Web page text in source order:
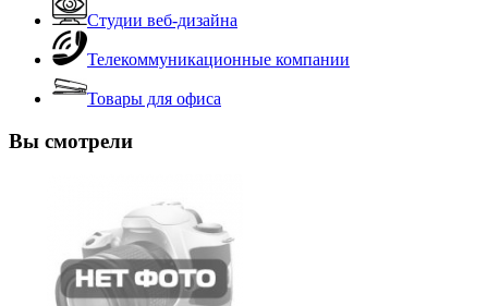
Студии веб-дизайна
Телекоммуникационные компании
Товары для офиса
Вы смотрели